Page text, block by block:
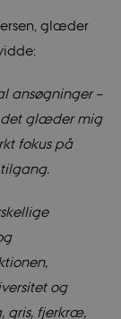
glæder
ansøgninger –
det glæder mig
fokus på
og
gris, fjerkræ,